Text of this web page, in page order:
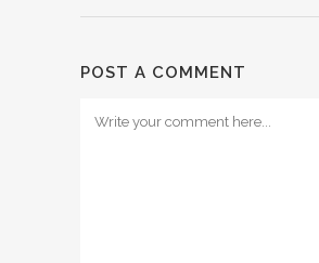
POST A COMMENT